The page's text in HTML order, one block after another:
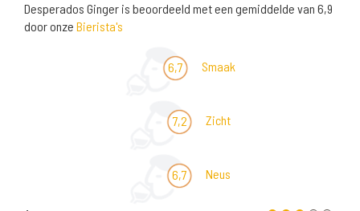
Desperados Ginger is beoordeeld met een gemiddelde van 6,9
door onze Bierista's
6,7 Smaak
7,2 Zicht
6,7 Neus